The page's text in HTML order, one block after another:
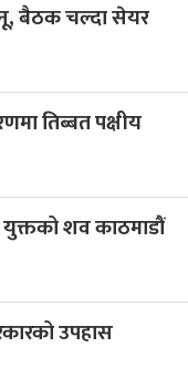
बैठक चल्दा सेयर
तिब्बत पक्षीय
युक्तको शव काठमाडौं
उपहास